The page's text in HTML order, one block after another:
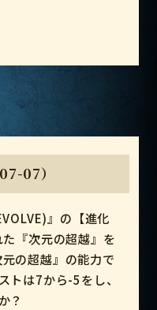
07）
』の【進化
『次元の超越』を
の超越』の能力で
トは7から-5をし、
？